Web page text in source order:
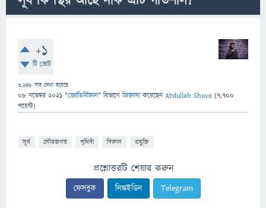
+1
টি ভোট
3,248 বার দেখা হয়েছে
08 নভেম্বর 2021 "জ্যোতির্বিজ্ঞান" বিভাগে জিজ্ঞাসাকরেছেনAbdullah Shuvo (7,700
পয়েন্ট)
সূর্য সৌরজগত পৃথিবী বিজ্ঞান প্রযুক্তি
প্রশ্নোত্তরটি শেয়ার করুন
ফেসবুক লিঙ্কইডিন Telegram